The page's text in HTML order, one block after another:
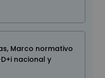
, Marco normativo
nacional y